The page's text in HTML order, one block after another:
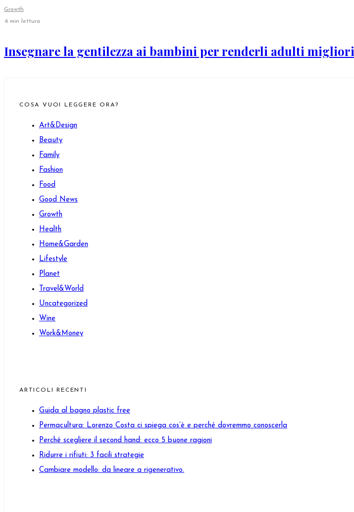
Growth
·6 min lettura
Insegnare la gentilezza ai bambini per renderli adulti migliori
COSA VUOI LEGGERE ORA?
Art&Design
Beauty
Family
Fashion
Food
Good News
Growth
Health
Home&Garden
Lifestyle
Planet
Travel&World
Uncategorized
Wine
Work&Money
ARTICOLI RECENTI
Guida al bagno plastic free
Permacultura: Lorenzo Costa ci spiega cos’è e perché dovremmo conoscerla
Perché scegliere il second hand: ecco 5 buone ragioni
Ridurre i rifiuti: 3 facili strategie
Cambiare modello: da lineare a rigenerativo.